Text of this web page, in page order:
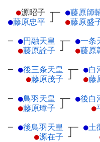
●源昭子 ┬
●藤原忠平 ┘
─ ●藤原師
●藤原盛
─ ●円融天皇 ┬
●藤原詮子 ┘
─ ●一条
●藤原
─ ●後三条天皇 ┬
●藤原茂子 ┘
─ ●白
●藤
─ ●鳥羽天皇 ┬
●藤原璋子 ┘
─ ●後白
●
─ ●後鳥羽天皇 ┬
●源在子 ┘
─ ●土